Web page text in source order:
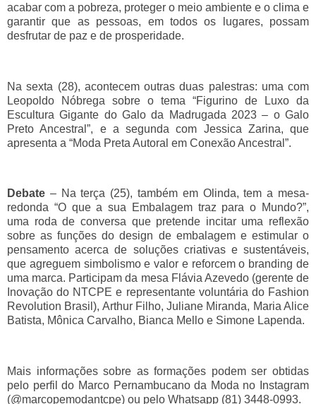
acabar com a pobreza, proteger o meio ambiente e o clima e
garantir que as pessoas, em todos os lugares, possam
desfrutar de paz e de prosperidade.
Na sexta (28), acontecem outras duas palestras: uma com
Leopoldo Nóbrega sobre o tema “Figurino de Luxo da
Escultura Gigante do Galo da Madrugada 2023 – o Galo
Preto Ancestral”, e a segunda com Jessica Zarina, que
apresenta a “Moda Preta Autoral em Conexão Ancestral”.
Debate – Na terça (25), também em Olinda, tem a mesa-
redonda “O que a sua Embalagem traz para o Mundo?”,
uma roda de conversa que pretende incitar uma reflexão
sobre as funções do design de embalagem e estimular o
pensamento acerca de soluções criativas e sustentáveis,
que agreguem simbolismo e valor e reforcem o branding de
uma marca. Participam da mesa Flávia Azevedo (gerente de
Inovação do NTCPE e representante voluntária do Fashion
Revolution Brasil), Arthur Filho, Juliane Miranda, Maria Alice
Batista, Mônica Carvalho, Bianca Mello e Simone Lapenda.
Mais informações sobre as formações podem ser obtidas
pelo perfil do Marco Pernambucano da Moda no Instagram
(@marcopemodantcpe) ou pelo Whatsapp (81) 3448-0993.